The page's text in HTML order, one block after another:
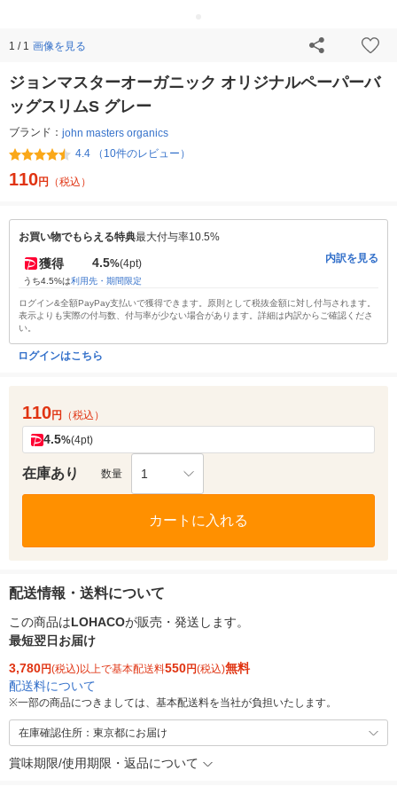
1 / 1 画像を見る
ジョンマスターオーガニック オリジナルペーパーバ
ッグスリムS グレー
ブランド： john masters organics
4.4 （10件のレビュー）
110円 （税込）
お買い物でもらえる特典最大付与率10.5%
獲得 4.5%(4pt)
うち4.5%は利用先・期間限定
内訳を見る
ログイン&全額PayPay支払いで獲得できます。原則として税抜金額に対し付与されます。
表示よりも実際の付与数、付与率が少ない場合があります。詳細は内訳からご確認くださ
い。
ログインはこちら
110円 （税込）
4.5%(4pt)
在庫あり 数量 1
カートに入れる
配送情報・送料について
この商品はLOHACOが販売・発送します。
最短翌日お届け
3,780円(税込)以上で基本配送料550円(税込)無料
配送料について
※一部の商品につきましては、基本配送料を当社が負担いたします。
在庫確認住所：東京都にお届け
賞味期限/使用期限・返品について